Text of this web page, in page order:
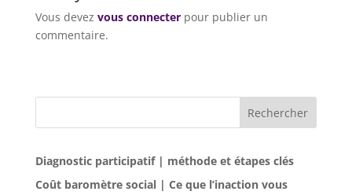
Vous devez vous connecterpour publier un
commentaire.
Rechercher
Diagnostic participatif | méthode et étapes clés
Coût baromètre social | Ce que l’inaction vous